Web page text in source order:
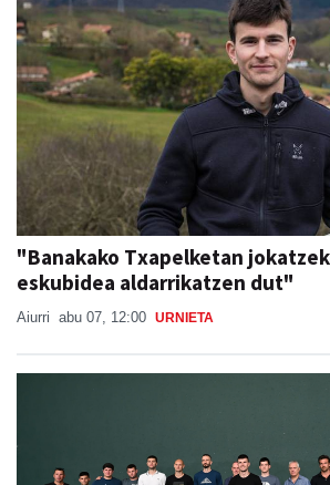
"Banakako Txapelketan
eskubidea aldarrikatzen dut"
Aiurri abu 07, 12:00 URNIETA